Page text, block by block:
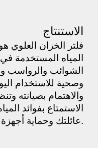
الاستنتاج
فلتر الخزان
المياه المستخدمة
الشوائب والرواسب
وصحية للاستخدام
والاهتمام بصيانته
الاستمتاع بفوائد
عائلتك وحماية أجهزة المنزل.